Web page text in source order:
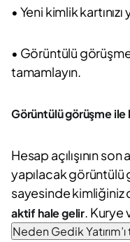
• Yeni kimlik
• Görüntülü görüşme
tamamlayın.
Görüntülü görüşme
Hesap açılışının son
yapılacak
sayesinde kimliğiniz
aktif hale gelir. Kurye
Neden Gedik